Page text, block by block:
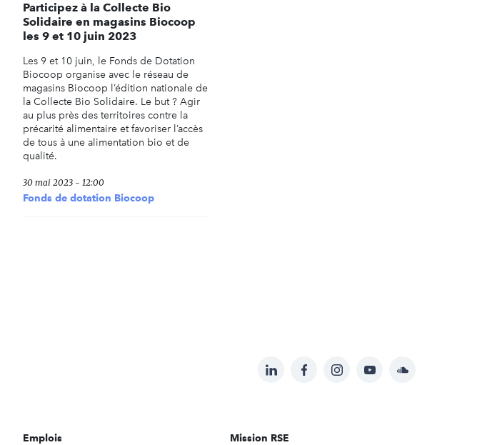
Participez à la Collecte Bio
Solidaire en magasins Biocoop
les 9 et 10 juin 2023
Les 9 et 10 juin, le Fonds de Dotation
Biocoop organise avec le réseau de
magasins Biocoop l’édition nationale de
la Collecte Bio Solidaire. Le but ? Agir
au plus près des territoires contre la
précarité alimentaire et favoriser l’accès
de tous à une alimentation bio et de
qualité.
30 mai 2023 - 12:00
Fonds de dotation Biocoop
Suivez-
sur:
LinkedInFacebookInstagramYouTubeSoundcloud
Emplois Mission RSE